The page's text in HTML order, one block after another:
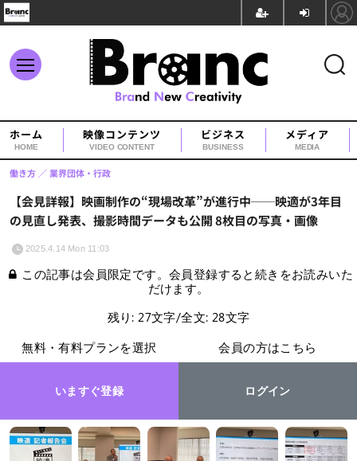
ホーム
HOME
映像コンテンツ
VIDEO CONTENT
ビジネス
BUSINESS
メディア
MEDIA
【会見詳報】映画制作の“現場改革”が進行中──映適が3年目
の見直し発表、撮影時間データも公開 8枚目の写真・画像
働き方 業界団体・行政
2025.4.14 Mon 11:03
この記事は会員限定です。会員登録すると続きをお読みいた
だけます。
残り: 27文字/全文: 28文字
無料・有料プランを選択
いますぐ登録
会員の方はこちら
ログイン